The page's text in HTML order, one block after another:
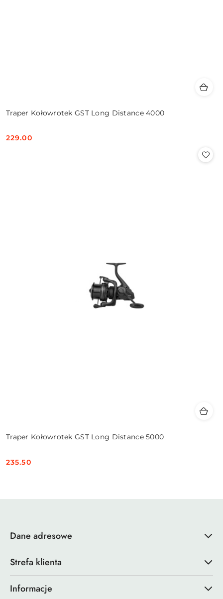
Traper Kołowrotek GST Long Distance 4000
Cena:
229.00
Traper Kołowrotek GST Long Distance 5000
Cena:
235.50
Dane adresowe
Strefa klienta
Informacje